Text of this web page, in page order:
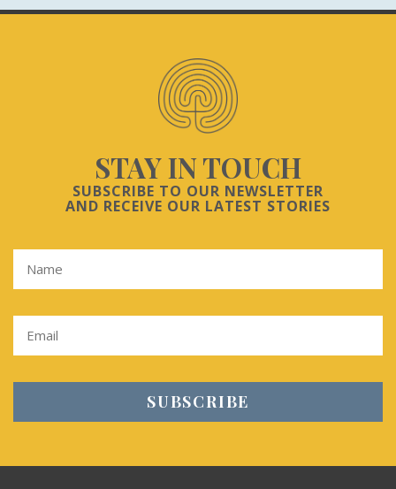
STAY IN TOUCH
SUBSCRIBE TO OUR NEWSLETTER
AND RECEIVE OUR LATEST STORIES